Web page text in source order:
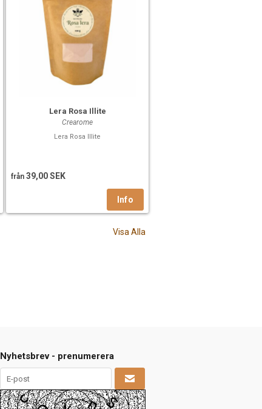
Lera Rosa Illite
Crearome
Lera Rosa Illite
från 39,00 SEK
Visa Alla
Nyhetsbrev - prenumerera